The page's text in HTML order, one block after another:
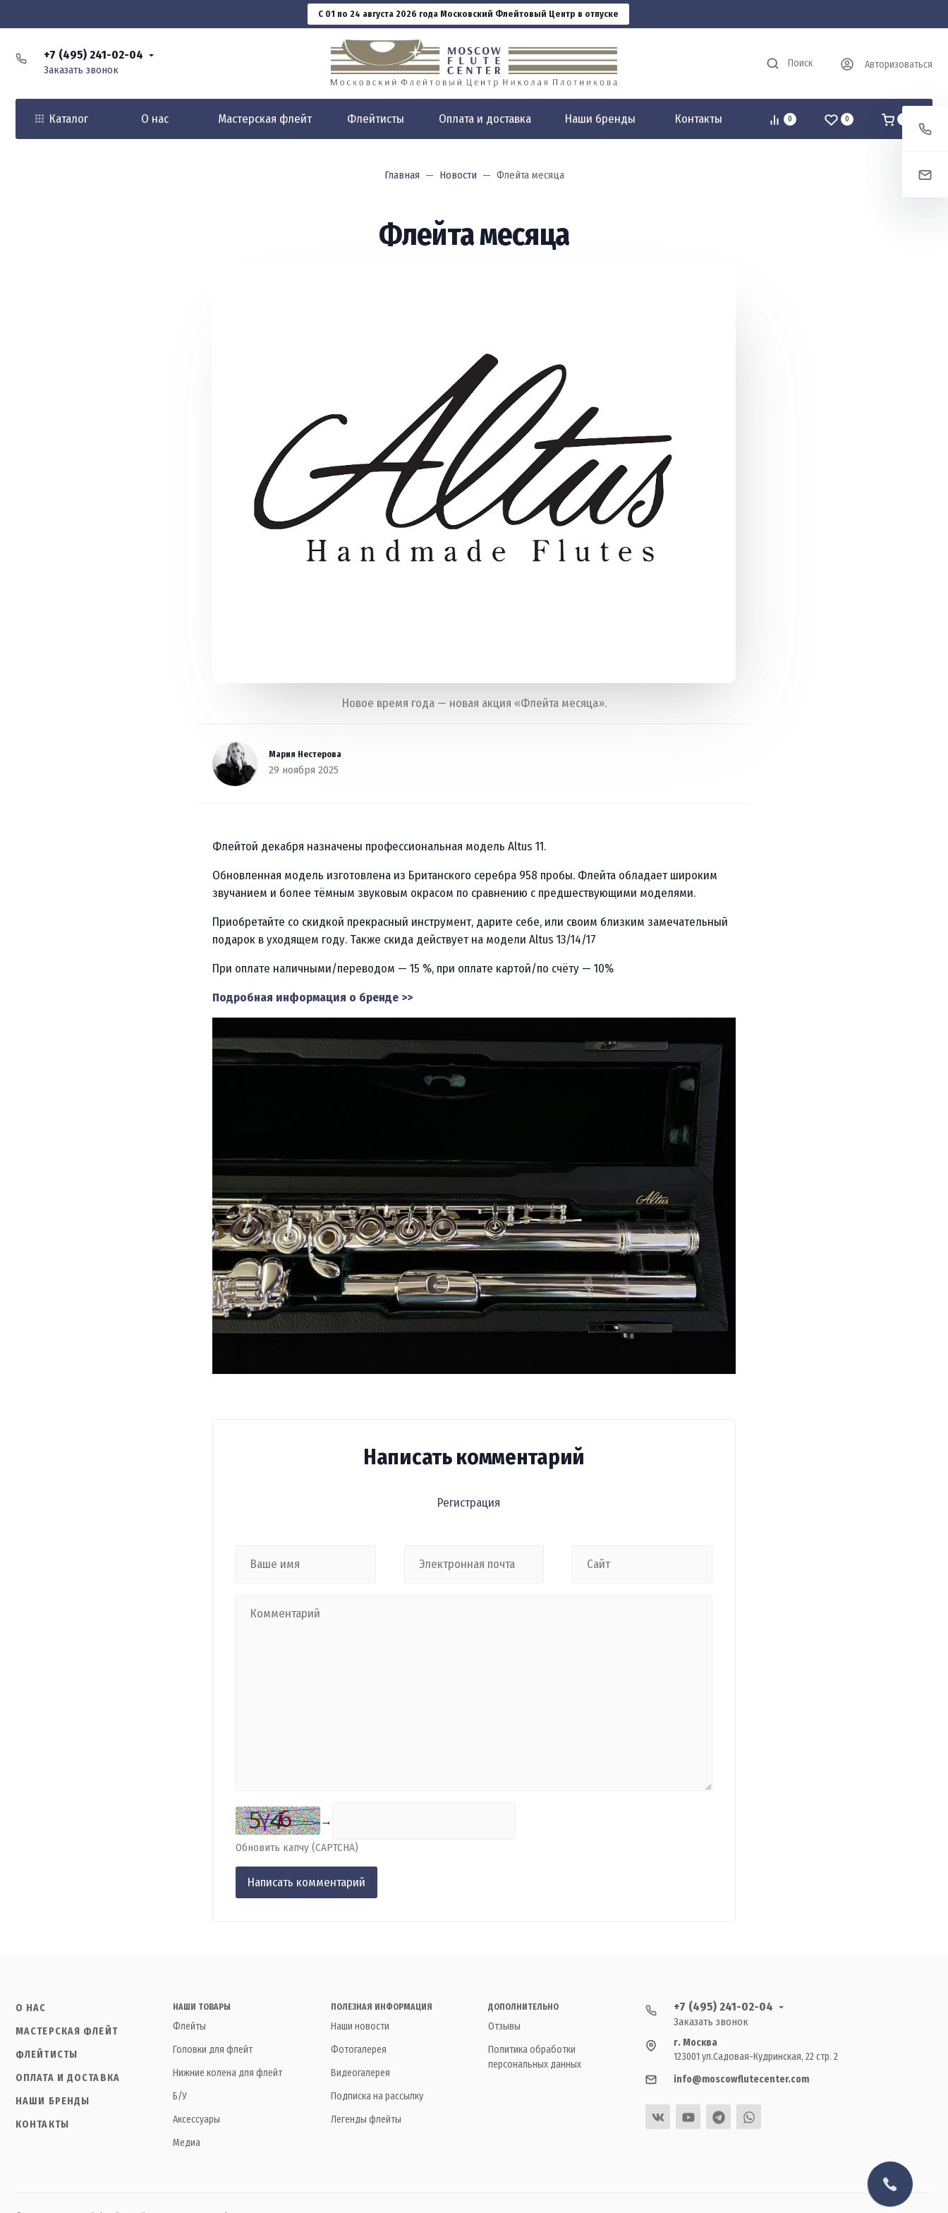
С 01 по 24 августа 2026 года Московский Флейтовый Центр в отпуске
+7 (495) 241-02-04
Заказать звонок
Поиск Авторизоваться
Каталог О нас Мастерская флейт Флейтисты Оплата и доставка Наши бренды Контакты 0 0
Главная Новости Флейта месяца
Флейта месяца
Новое время года — новая акция «Флейта месяца».
Мария Нестерова
29 ноября 2025
Флейтой декабря назначены профессиональная модель Altus 11.
Обновленная модель изготовлена из Британского серебра 958 пробы. Флейта обладает широким
звучанием и более тёмным звуковым окрасом по сравнению с предшествующими моделями.
Приобретайте со скидкой прекрасный инструмент, дарите себе, или своим близким замечательный
подарок в уходящем году. Также скида действует на модели Altus 13/14/17
При оплате наличными/переводом — 15 %, при оплате картой/по счёту — 10%
Подробная информация о бренде >>
Написать комментарий
Регистрация
→
Обновить капчу (CAPTCHA)
О НАС
МАСТЕРСКАЯ ФЛЕЙТ
ФЛЕЙТИСТЫ
ОПЛАТА И ДОСТАВКА
НАШИ БРЕНДЫ
КОНТАКТЫ
НАШИ ТОВАРЫ
Флейты
Головки для флейт
Нижние колена для флейт
Б/У
Аксессуары
Медиа
ПОЛЕЗНАЯ ИНФОРМАЦИЯ
Наши новости
Фотогалерея
Видеогалерея
Подписка на рассылку
Легенды флейты
ДОПОЛНИТЕЛЬНО
Отзывы
Политика обработки
персональных данных
+7 (495) 241-02-04
Заказать звонок
г. Москва
123001 ул.Садовая-Кудринская, 22 стр. 2
info@moscowflutecenter.com